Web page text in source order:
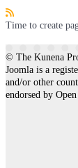
Time to create
© The Kunena
Joomla is a
and/or other
endorsed by